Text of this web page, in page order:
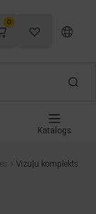
0
Katalogs
Vizuļu komplekts